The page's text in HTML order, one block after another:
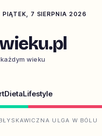
PIĄTEK, 7 SIERPNIA 2026
wieku
DietaLifestyle
ULGA W BÓLU